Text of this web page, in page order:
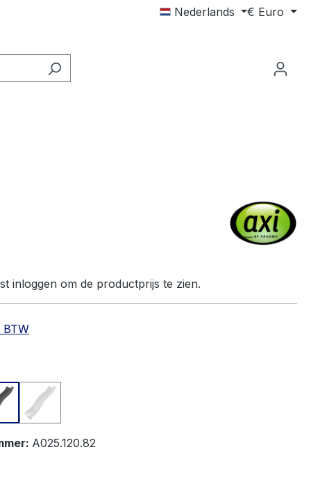
Nederlands € Euro
inloggen om de productprijs te zien.
BTW
White
A025.120.82